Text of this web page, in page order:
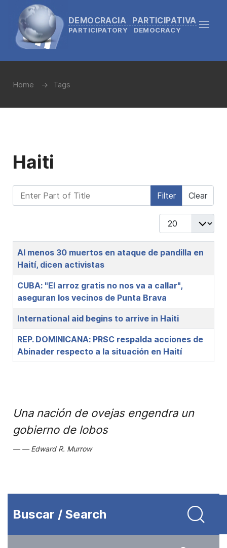
DEMOCRACIA PARTICIPATIVA
PARTICIPATORY DEMOCRACY
Home Tags
Haiti
Enter Part of Title Filter Clear
Display #
Title
Al menos 30 muertos en ataque de pandilla en
Haití, dicen activistas
CUBA: "El arroz gratis no nos va a callar",
aseguran los vecinos de Punta Brava
International aid begins to arrive in Haiti
REP. DOMINICANA: PRSC respalda acciones de
Abinader respecto a la situación en Haití
Una nación de ovejas engendra un
gobierno de lobos
Edward R. Murrow
Buscar / Search